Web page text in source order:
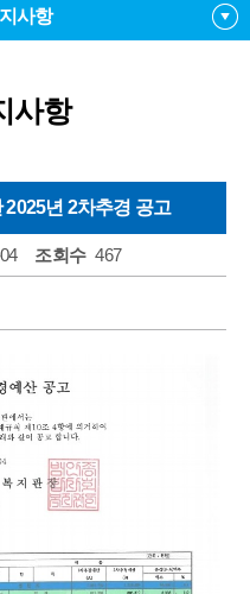
사항
활동게시판
료실
민소리함
사항
년 2차추경 공고
조회수 467